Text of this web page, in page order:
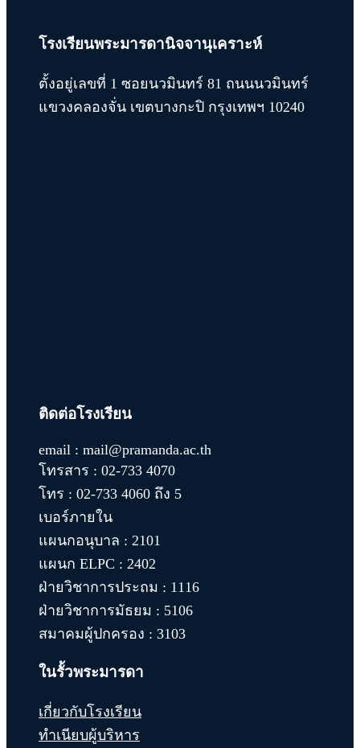
โรงเรียนพระมารดานิจจานุเคราะห์
ตั้งอยู่เลขที่ 1 ซอยนวมินทร์ 81 ถนนนวมินทร์
แขวงคลองจั่น เขตบางกะปิ กรุงเทพฯ 10240
ติดต่อโรงเรียน
email : mail@pramanda.ac.th
โทรสาร : 02-733 4070
โทร : 02-733 4060 ถึง 5
เบอร์ภายใน
แผนกอนุบาล : 2101
แผนก ELPC : 2402
ฝ่ายวิชาการประถม : 1116
ฝ่ายวิชาการมัธยม : 5106
สมาคมผู้ปกครอง : 3103
ในรั้วพระมารดา
เกี่ยวกับโรงเรียน
ทำเนียบผู้บริหาร